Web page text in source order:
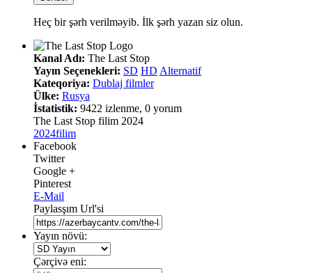
Heç bir şərh verilməyib. İlk şərh yazan siz olun.
Kanal Adı: The Last Stop
Yayın Seçenekleri: SD HD Alternatif
Kateqoriya: Dublaj filmler
Ülke: Rusya
İstatistik: 9422 izlenme, 0 yorum
The Last Stop filim 2024
2024filim
Facebook
Twitter
Google +
Pinterest
E-Mail
Paylasşım Url'si
Yayın növü:
Çərçivə eni: